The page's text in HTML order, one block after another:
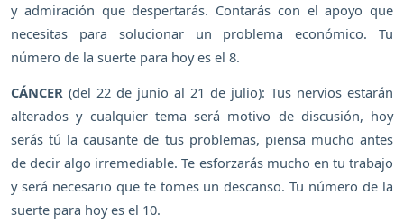
y admiración que despertarás. Contarás con el apoyo que
necesitas para solucionar un problema económico. Tu
número de la suerte para hoy es el 8.
CÁNCER (del 22 de junio al 21 de julio): Tus nervios estarán
alterados y cualquier tema será motivo de discusión, hoy
serás tú la causante de tus problemas, piensa mucho antes
de decir algo irremediable. Te esforzarás mucho en tu trabajo
y será necesario que te tomes un descanso. Tu número de la
suerte para hoy es el 10.